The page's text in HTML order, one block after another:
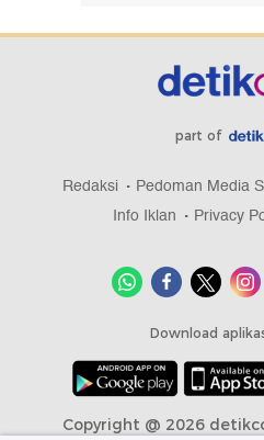
part of
Redaksi Pedoman Media
Info Iklan
Privacy
Download
Copyright @ 2026